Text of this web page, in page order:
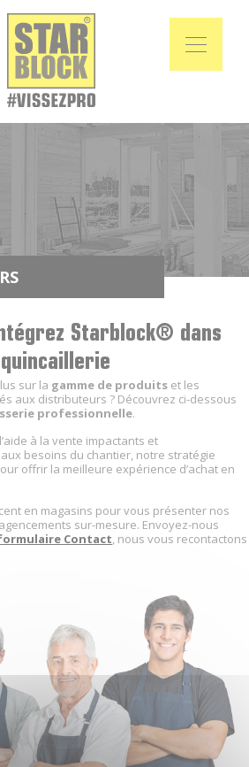
Starblock® dans
sur la gamme de produits et les
aux distributeurs ? Découvrez ci-dessous
professionnelle.
à la vente impactants et
besoins du chantier, notre stratégie
offrir la meilleure expérience d’achat en
en magasins pour vous présenter nos
sur-mesure. Envoyez-nous
Contact, nous vous recontactons